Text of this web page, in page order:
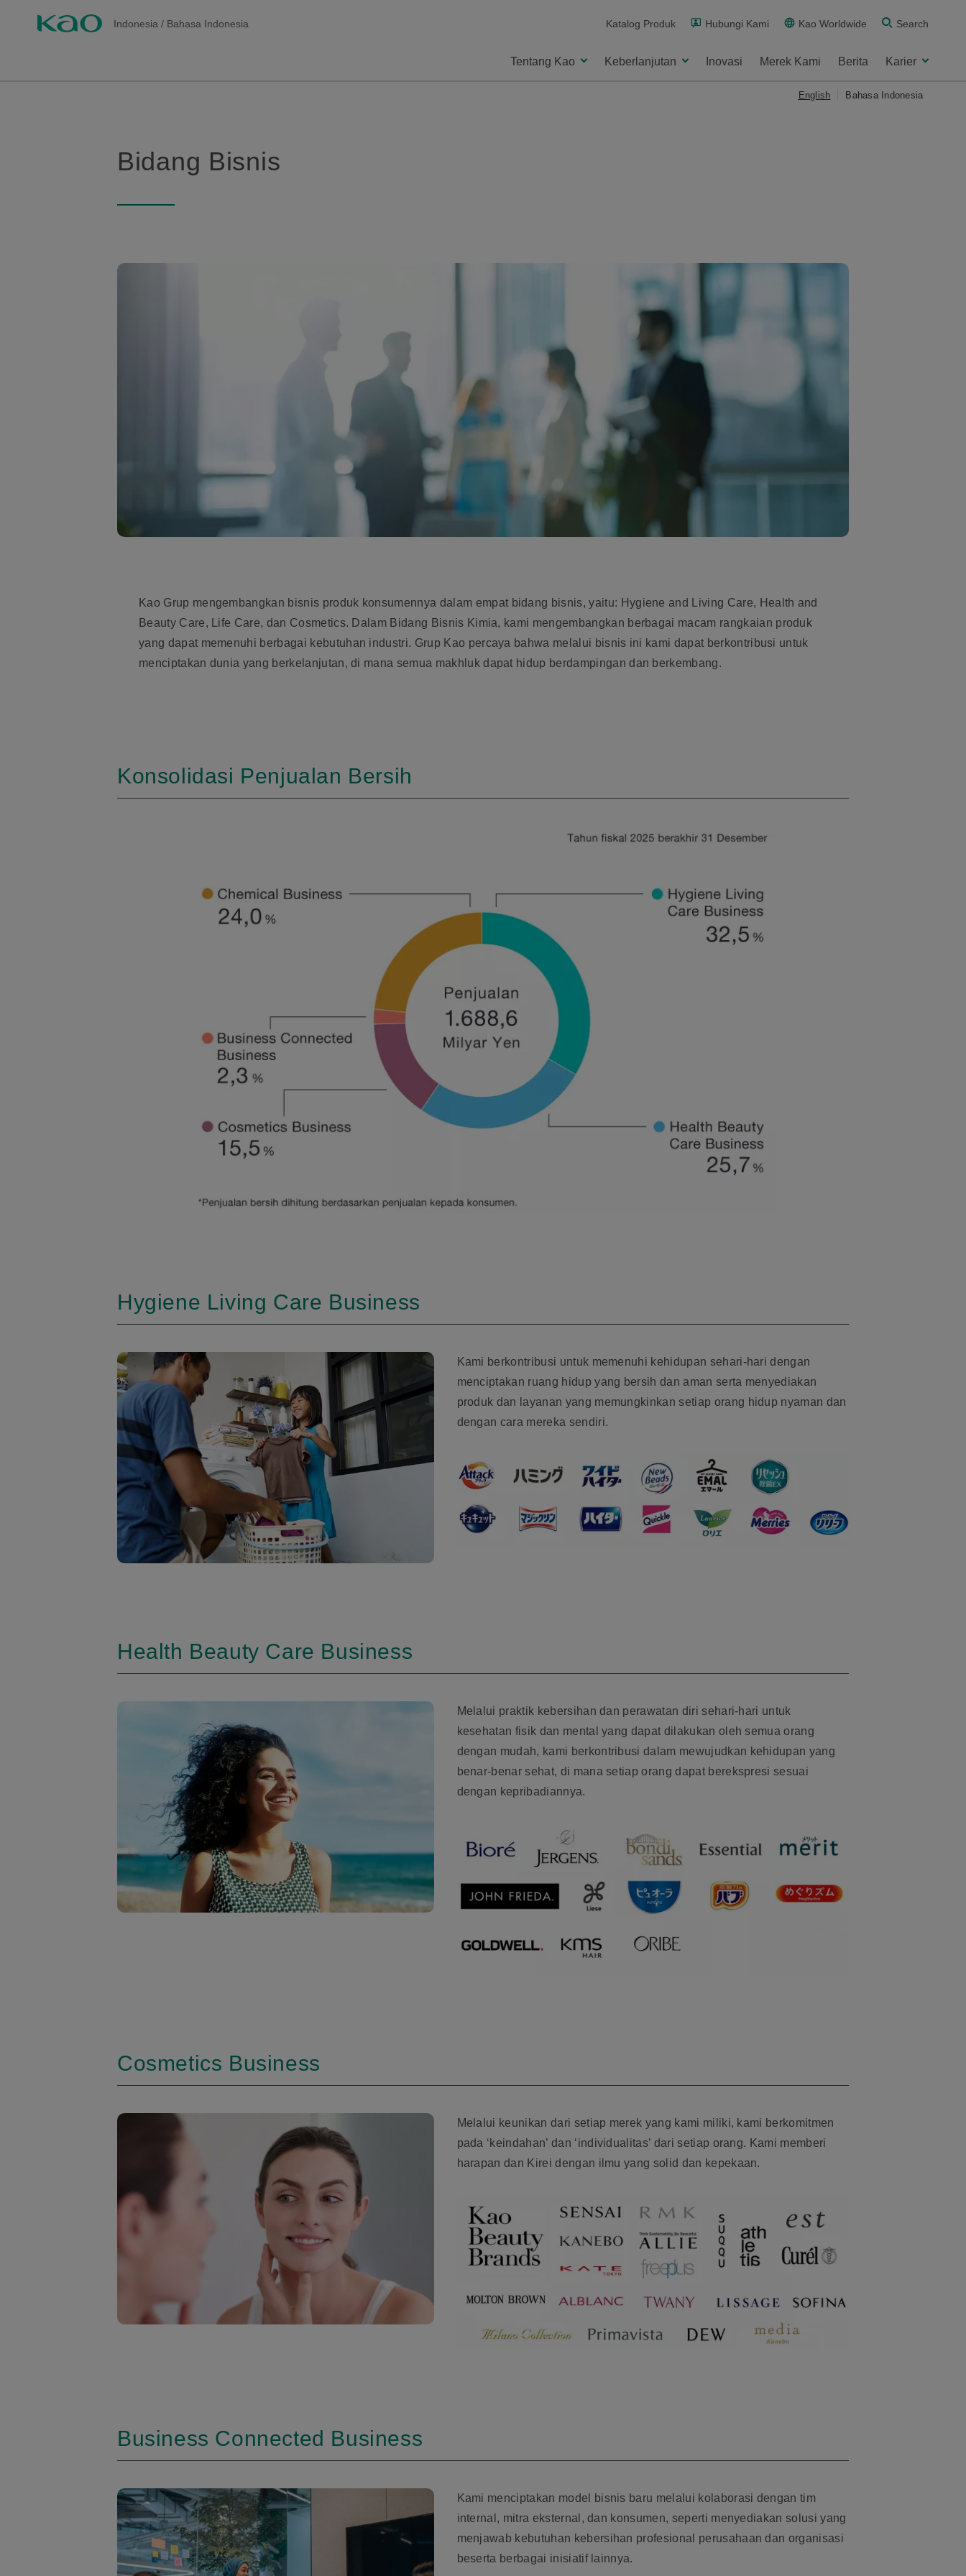
Indonesia / Bahasa Indonesia Katalog Produk Hubungi Kami Kao Worldwide Search
Tentang Kao Keberlanjutan Inovasi Merek Kami Berita Karier
English Bahasa Indonesia
Bidang Bisnis
Kao Grup mengembangkan bisnis produk konsumennya dalam empat bidang bisnis, yaitu: Hygiene and Living Care, Health and
Beauty Care, Life Care, dan Cosmetics. Dalam Bidang Bisnis Kimia, kami mengembangkan berbagai macam rangkaian produk
yang dapat memenuhi berbagai kebutuhan industri. Grup Kao percaya bahwa melalui bisnis ini kami dapat berkontribusi untuk
menciptakan dunia yang berkelanjutan, di mana semua makhluk dapat hidup berdampingan dan berkembang.
Konsolidasi Penjualan Bersih
Hygiene Living Care Business
Kami berkontribusi untuk memenuhi kehidupan sehari-hari dengan
menciptakan ruang hidup yang bersih dan aman serta menyediakan
produk dan layanan yang memungkinkan setiap orang hidup nyaman dan
dengan cara mereka sendiri.
Health Beauty Care Business
Melalui praktik kebersihan dan perawatan diri sehari-hari untuk
kesehatan fisik dan mental yang dapat dilakukan oleh semua orang
dengan mudah, kami berkontribusi dalam mewujudkan kehidupan yang
benar-benar sehat, di mana setiap orang dapat berekspresi sesuai
dengan kepribadiannya.
Cosmetics Business
Melalui keunikan dari setiap merek yang kami miliki, kami berkomitmen
pada ‘keindahan’ dan ‘individualitas’ dari setiap orang. Kami memberi
harapan dan Kirei dengan ilmu yang solid dan kepekaan.
Business Connected Business
Kami menciptakan model bisnis baru melalui kolaborasi dengan tim
internal, mitra eksternal, dan konsumen, seperti menyediakan solusi yang
menjawab kebutuhan kebersihan profesional perusahaan dan organisasi
beserta berbagai inisiatif lainnya.